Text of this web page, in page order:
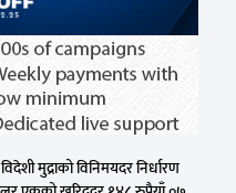
मुद्राको विनिमयदर निर्धारण